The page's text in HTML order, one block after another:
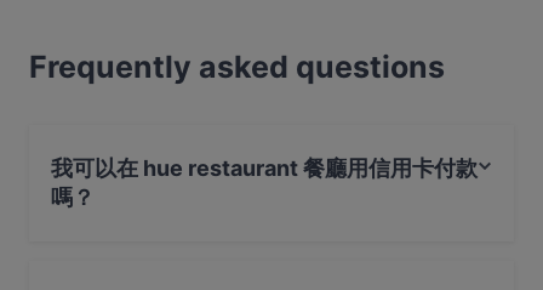
Frequently asked questions
我可以在 hue restaurant 餐廳用信用卡付款
嗎？